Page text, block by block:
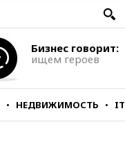
Бизнес говорит:
ищем героев
НЕДВИЖИМОСТЬ IT